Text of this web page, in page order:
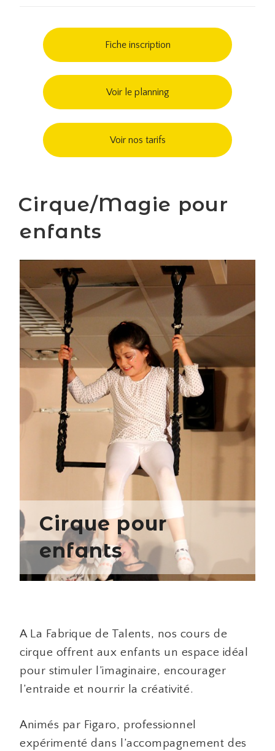
Fiche inscription
Voir le planning
Voir nos tarifs
Cirque/Magie pour
enfants
Cirque pour
enfants
A La Fabrique de Talents, nos cours de
cirque offrent aux enfants un espace idéal
pour stimuler l’imaginaire, encourager
l’entraide et nourrir la créativité.
Animés par Figaro, professionnel
expérimenté dans l’accompagnement des